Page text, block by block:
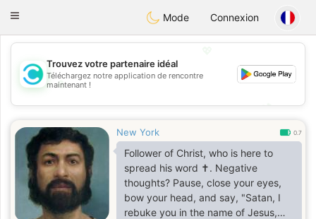
olombiaCitas
Toggle
Mode Connexion
💖
💕
Trouvez votre partenaire idéal
Téléchargez notre application de rencontre
maintenant !
New York 0.7
Follower of Christ, who is here to
spread his word ✝️. Negative
thoughts? Pause, close your eyes,
bow your head, and say, "Satan, I
rebuke you in the name of Jesus,